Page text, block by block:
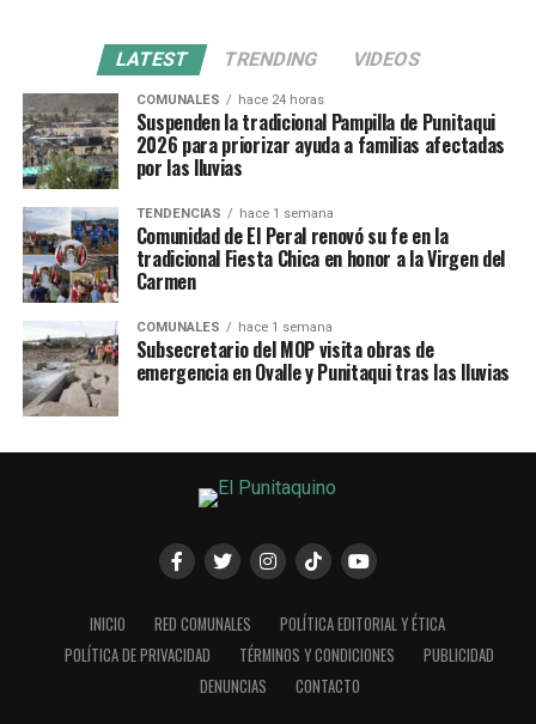
LATEST TRENDING VIDEOS
COMUNALES hace 24 horas
Suspenden la tradicional Pampilla de Punitaqui
2026 para priorizar ayuda a familias afectadas
por las lluvias
TENDENCIAS hace 1 semana
Comunidad de El Peral renovó su fe en la
tradicional Fiesta Chica en honor a la Virgen del
Carmen
COMUNALES hace 1 semana
Subsecretario del MOP visita obras de
emergencia en Ovalle y Punitaqui tras las lluvias
INICIO RED COMUNALES
POLÍTICA EDITORIAL Y ÉTICA
POLÍTICA DE PRIVACIDAD
TÉRMINOS Y CONDICIONES
PUBLICIDAD
DENUNCIAS
CONTACTO